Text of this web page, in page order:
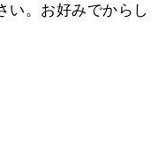
い。お好みでからし